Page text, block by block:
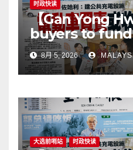
时政快读
【Gan Yong
buyers to
stations puts
the
first remove
responsibility
consumers】
8月 5, 2026
大选前哨站 时政快读